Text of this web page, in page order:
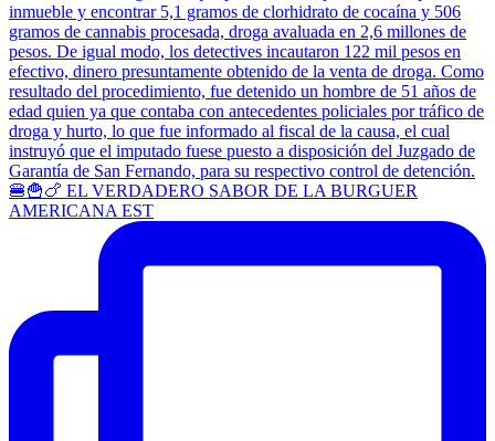
🍔🍟🍗 EL VERDADERO SABOR DE LA BURGUER
AMERICANA EST